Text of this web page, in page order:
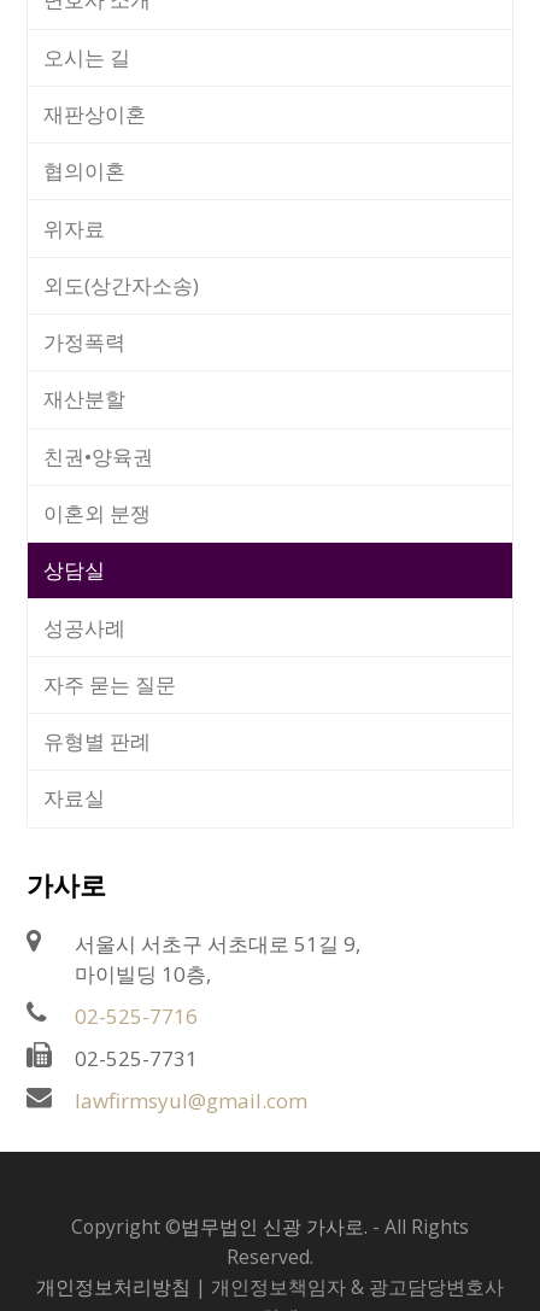
오시는 길
재판상이혼
협의이혼
위자료
외도(상간자소송)
가정폭력
재산분할
친권•양육권
이혼외 분쟁
상담실
성공사례
자주 묻는 질문
유형별 판례
자료실
가사로
서울시 서초구 서초대로 51길 9,
마이빌딩 10층,
02-525-7716
02-525-7731
lawfirmsyul@gmail.com
Copyright ©법무법인 신광 가사로. - All Rights
Reserved.
개인정보처리방침 | 개인정보책임자 & 광고담당변호사